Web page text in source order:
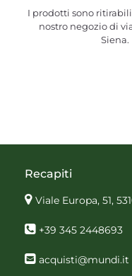
I prodotti sono
nostro negozio di
Siena.
Recapiti
Viale Europa, 51,
+39 345 2448693
acquisti@mundi.it